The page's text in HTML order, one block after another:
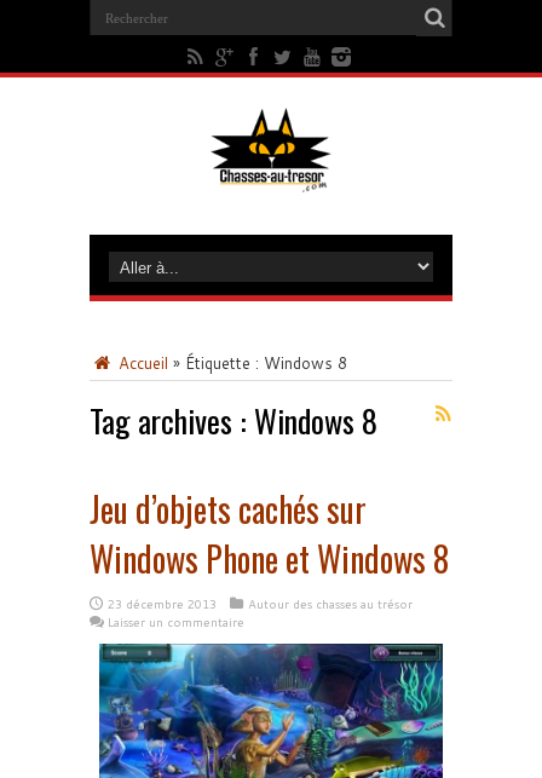
Accueil » Étiquette : Windows 8
Tag archives : Windows 8
Jeu d’objets cachés sur
Windows Phone et Windows 8
23 décembre 2013
Autour des chasses au trésor
Laisser un commentaire